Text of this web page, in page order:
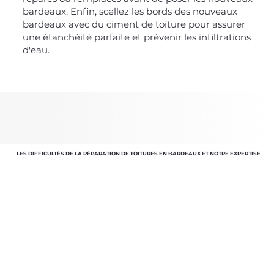
bardeaux. Enfin, scellez les bords des nouveaux
bardeaux avec du ciment de toiture pour assurer
une étanchéité parfaite et prévenir les infiltrations
d'eau.
LES DIFFICULTÉS DE LA RÉPARATION DE TOITURES EN BARDEAUX ET NOTRE EXPERTISE